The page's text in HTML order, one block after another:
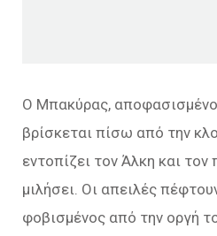
Ο Μπακύρας,
βρίσκεται πίσω από την
εντοπίζει τον Άλκη και τον
μιλήσει. Οι απειλές
φοβισμένος από την οργή